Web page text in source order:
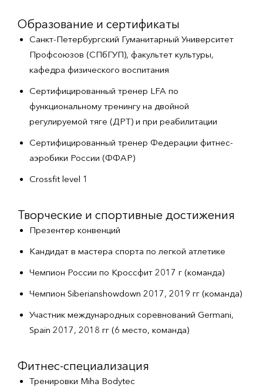
Образование и сертификаты
Санкт-Петербургский Гуманитарный Университет
Профсоюзов (СПбГУП), факультет культуры,
кафедра физического воспитания
Сертифицированный тренер LFA по
функциональному тренингу на двойной
регулируемой тяге (ДРТ) и при реабилитации
Сертифицированный тренер Федерации фитнес-
аэробики России (ФФАР)
Crossfit level 1
Творческие и спортивные достижения
Презентер конвенций
Кандидат в мастера спорта по легкой атлетике
Чемпион России по Кроссфит 2017 г (команда)
Чемпион Siberianshowdown 2017, 2019 гг (команда)
Участник международных соревнований Germani,
Spain 2017, 2018 гг (6 место, команда)
Фитнес-специализация
Тренировки Miha Bodytec